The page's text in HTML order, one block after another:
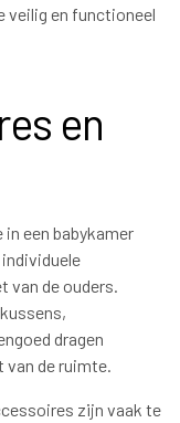
veilig en functioneel
en
een babykamer
van de ouders.
dragen
van de ruimte.
zijn vaak te